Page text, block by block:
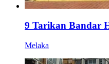
9 Tarikan Bandar
Melaka